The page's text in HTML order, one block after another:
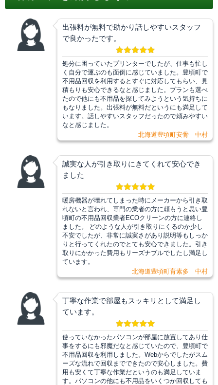
出張料が無料で助かり話しやすいスタッフ
で良かったです。
処分に困っていたプリンターでしたが、仕事も忙し
く自分で運ぶのも面倒に感じていました。豊頃町で
不用品回収を利用するとすぐに対応してもらい、見
積もりも安心できるなと感じました。プランも選べ
たので他にも不用品を探してみようという気持ちに
もなりました。出張料が無料だというにも満足して
います。話しやすいスタッフだったので頼みやすい
なと感じました。
北海道豊頃町安骨 中村
誠実な人が引き取りにきてくれて安心でき
ました
暖房機器が壊れてしまった時にメーカーから引き取
れないと言われ、専門の業者の方に頼もうと思い豊
頃町の不用品回収業者ECOクリーンの方に連絡し
ました。 どのような人が引き取りにくるのか少し
不安でしたが、非常に誠実さがあり説明等もしっか
りと行ってくれたのでとても安心できました。引き
取りにかかった費用もリーズナブルでしたし満足し
ています。
北海道豊頃町育素多 中村
丁寧な作業で部屋もスッキリとして満足し
ています。
使っていなかったパソコンが部屋に放置してあり仕
事をするにも邪魔だなと感じていたので、豊頃町で
不用品回収を利用しました。Webからでしたがスム
ーズな流れで回収までできたので安心しました。費
用も安くて丁寧な作業だというのも満足していま
す。パソコンの他にも不用品をいくつか回収しても